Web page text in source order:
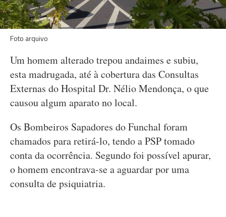
Foto arquivo
Um homem alterado trepou andaimes e subiu,
esta madrugada, até à cobertura das Consultas
Externas do Hospital Dr. Nélio Mendonça, o que
causou algum aparato no local.
Os Bombeiros Sapadores do Funchal foram
chamados para retirá-lo, tendo a PSP tomado
conta da ocorrência. Segundo foi possível apurar,
o homem encontrava-se a aguardar por uma
consulta de psiquiatria.